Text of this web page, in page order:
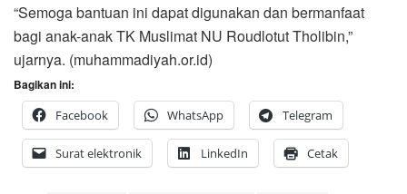
“Semoga bantuan ini dapat digunakan dan bermanfaat
bagi anak-anak TK Muslimat NU Roudlotut Tholibin,”
ujarnya. (muhammadiyah.or.id)
Bagikan ini:
Facebook
WhatsApp Telegram
Surat elektronik LinkedIn Cetak